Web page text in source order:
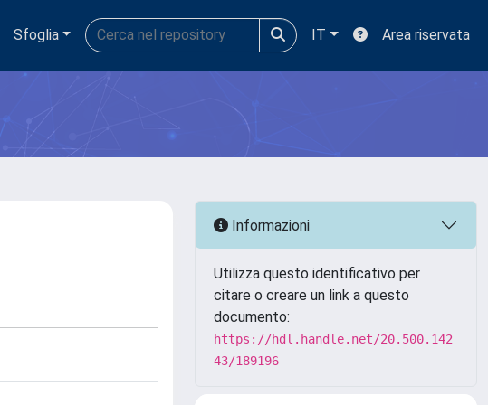
Sfoglia IT Area riservata
Informazioni
Utilizza questo identificativo per
citare o creare un link a questo
documento:
https://hdl.handle.net/20.500.142
43/189196